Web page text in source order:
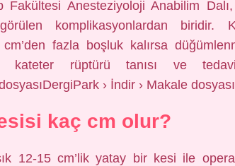
Anesteziyoloji Anabilim
komplikasyonlardan biridir.
fazla boşluk kalırsa
kateter rüptürü tanısı ve
› İndir › Makale dosyası
kaç cm olur?
12-15 cm’lik yatay bir kesi ile